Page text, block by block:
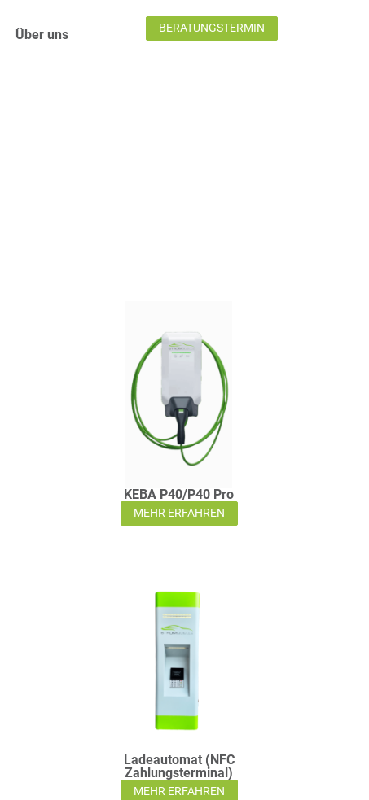
Über uns BERATUNGSTERMIN
KEBA P40/P40 Pro
MEHR ERFAHREN
Ladeautomat (NFC
Zahlungsterminal)
MEHR ERFAHREN